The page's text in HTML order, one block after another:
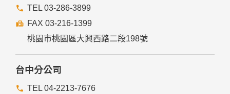
TEL 03-286-3899
FAX 03-216-1399
桃園市桃園區大興西路二段198號
台中分公司
TEL 04-2213-7676